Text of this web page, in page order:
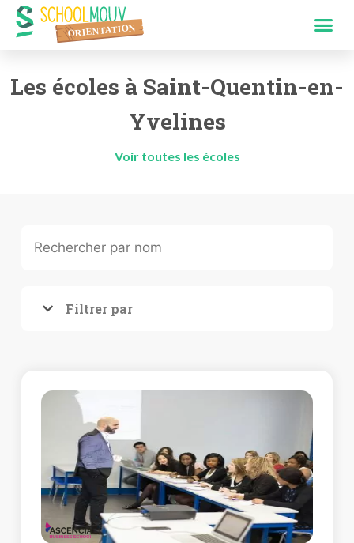
Les écoles à Saint-Quentin-en-
Yvelines
Voir toutes les écoles
Filtrer par